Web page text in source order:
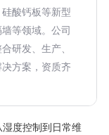
酸钙板等新型
等领域。公司
研发、生产、
方案，资质齐
度控制到日常维